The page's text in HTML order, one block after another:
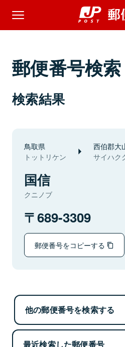
郵便番号検索
検索結果
鳥取県
トットリケン
西伯郡大
サイハク
国信
クニノブ
689-3309
郵便番号をコピーする
他の郵便番号を検索する
最近検索した郵便番号